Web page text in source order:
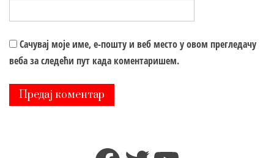
Сачувај моје име, е-пошту и веб место у овом прегледачу
веба за следећи пут када коментаришем.